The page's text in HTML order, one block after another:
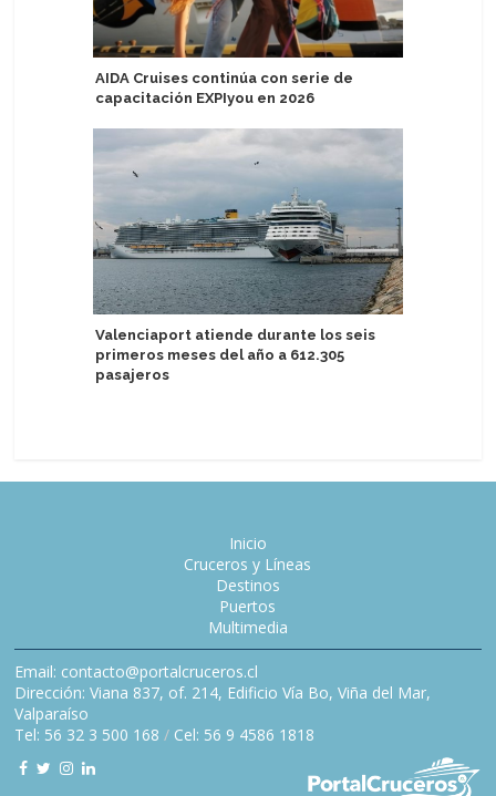
AIDA Cruises continúa con serie de
capacitación EXPIyou en 2026
Valenciaport atiende durante los seis
primeros meses del año a 612.305
pasajeros
Inicio
Cruceros y Líneas
Destinos
Puertos
Multimedia
Email: contacto@portalcruceros.cl
Dirección: Viana 837, of. 214, Edificio Vía Bo, Viña del Mar,
Valparaíso
Tel: 56 32 3 500 168 / Cel: 56 9 4586 1818